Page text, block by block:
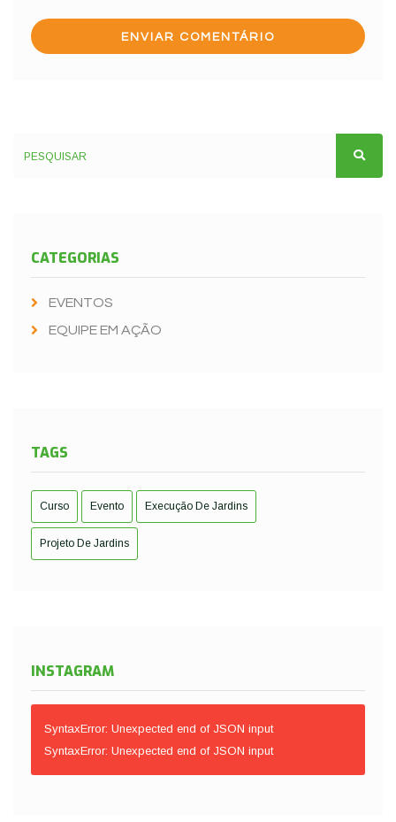
CATEGORIAS
EVENTOS
EQUIPE EM AÇÃO
TAGS
Curso Evento Execução De Jardins
Projeto De Jardins
INSTAGRAM
SyntaxError: Unexpected end of JSON input
SyntaxError: Unexpected end of JSON input